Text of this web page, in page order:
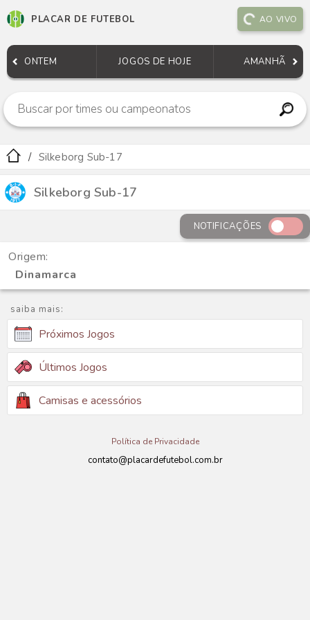
PLACAR DE FUTEBOL AO VIVO
ONTEM JOGOS DE HOJE AMANHÃ
Silkeborg Sub-17
Silkeborg Sub-17
NOTIFICAÇÕES
Origem:
Dinamarca
saiba mais:
Próximos Jogos
Últimos Jogos
Camisas e acessórios
Política de Privacidade
contato@placardefutebol.com.br